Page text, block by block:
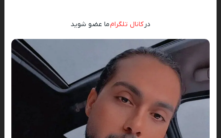
در کانال تلگرامما عضو شوید